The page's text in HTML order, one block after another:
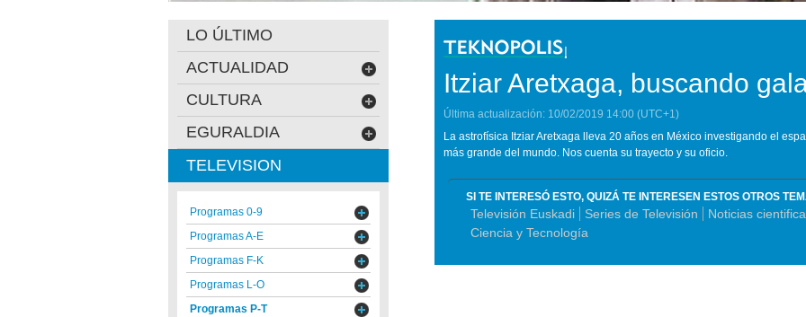
Itziar Aretxaga, buscando
Última actualización: 10/02/2019 14:00 (UTC+1)
La astrofísica Itziar Aretxaga lleva 20 años en México investigando el
más grande del mundo. Nos cuenta su trayecto y su oficio.
SI TE INTERESÓ ESTO, QUIZÁ TE INTERESEN ESTOS OTROS
Televisión Euskadi Series de Televisión Noticias
Ciencia y Tecnología
LO ÚLTIMO
ACTUALIDAD
CULTURA
EGURALDIA
TELEVISION
Programas 0-9
Programas A-E
Programas F-K
Programas L-O
Programas P-T